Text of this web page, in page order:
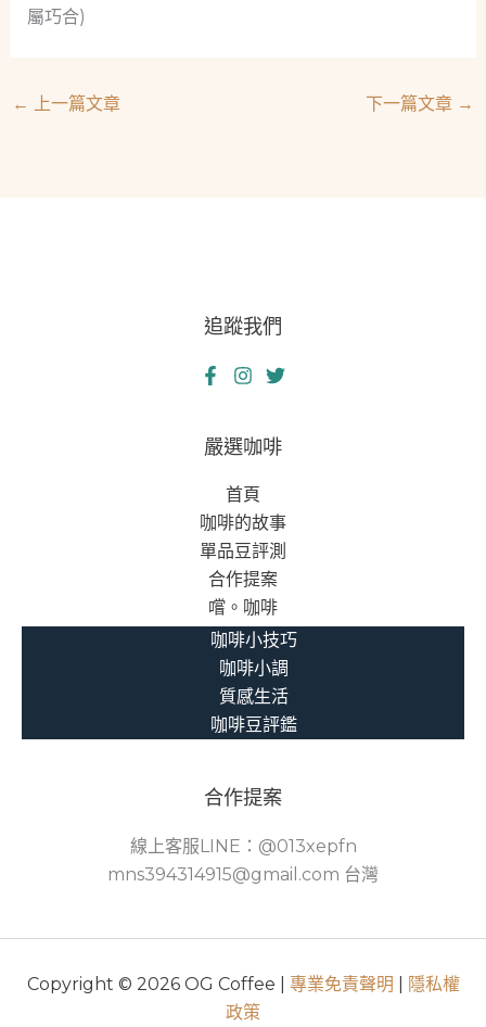
屬巧合)
← 上一篇文章 下一篇文章 →
追蹤我們
嚴選咖啡
首頁
咖啡的故事
單品豆評測
合作提案
嚐。咖啡
咖啡小技巧
咖啡小調
質感生活
咖啡豆評鑑
合作提案
線上客服LINE：@013xepfn
mns394314915@gmail.com 台灣
Copyright © 2026 OG Coffee | 專業免責聲明
隱私權
政策